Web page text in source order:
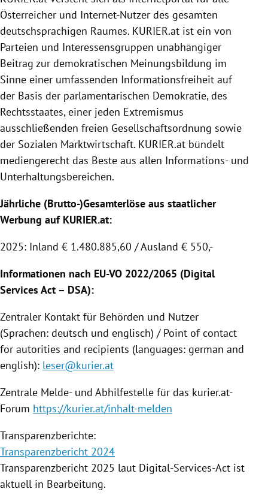
Österreicher und Internet-Nutzer des gesamten
deutschsprachigen Raumes. KURIER.at ist ein von
Parteien und Interessensgruppen unabhängiger
Beitrag zur demokratischen Meinungsbildung im
Sinne einer umfassenden Informationsfreiheit auf
der Basis der parlamentarischen Demokratie, des
Rechtsstaates, einer jeden Extremismus
ausschließenden freien Gesellschaftsordnung sowie
der Sozialen Marktwirtschaft. KURIER.at bündelt
mediengerecht das Beste aus allen Informations- und
Unterhaltungsbereichen.
Jährliche (Brutto-)Gesamterlöse aus staatlicher
Werbung auf KURIER.at:
2025: Inland € 1.480.885,60 / Ausland € 550,-
Informationen nach EU-VO 2022/2065 (Digital
Services Act – DSA):
Zentraler Kontakt für Behörden und Nutzer
(Sprachen: deutsch und englisch) / Point of contact
for autorities and recipients (languages: german and
english): leser@kurier.at
Zentrale Melde- und Abhilfestelle für das kurier.at-
Forum https://kurier.at/inhalt-melden
Transparenzberichte:
Transparenzbericht 2024
Transparenzbericht 2025 laut Digital-Services-Act ist
aktuell in Bearbeitung.